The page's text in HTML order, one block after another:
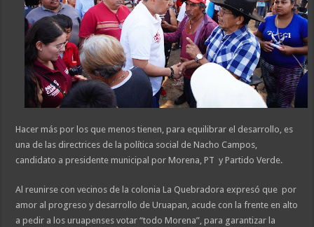
Hacer más por los que menos tienen, para equilibrar el desarrollo, es
una de las directrices de la política social de Nacho Campos,
candidato a presidente municipal por Morena, PT y Partido Verde.
Al reunirse con vecinos de la colonia La Quebradora expresó que por
amor al progreso y desarrollo de Uruapan, acude con la frente en alto
a pedir a los uruapenses votar “todo Morena”, para garantizar la